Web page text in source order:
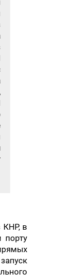
КНР, в
порту